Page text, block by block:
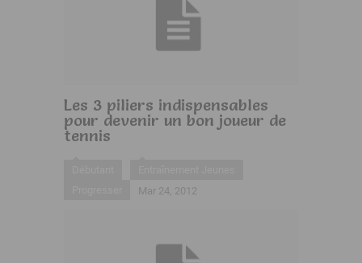
Les 3 piliers indispensables
pour devenir un bon joueur de
tennis
Mar 24, 2012